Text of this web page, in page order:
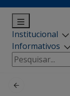
Institucional
Informativos
Pesquisar
por: